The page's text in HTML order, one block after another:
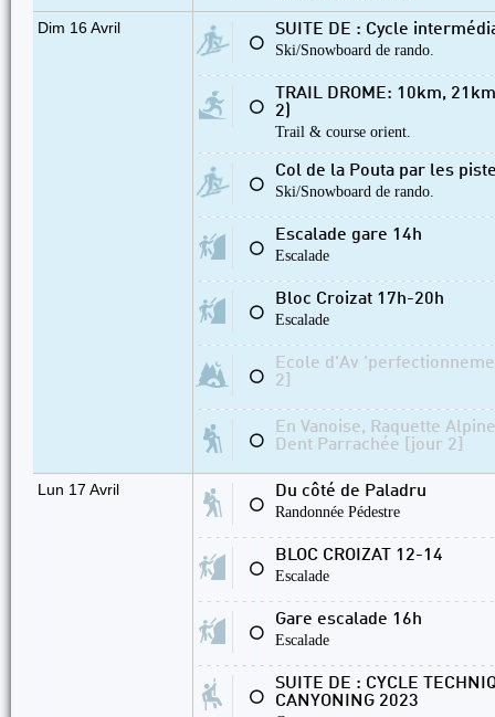
Dim 16 Avril
⚪
SUITE DE : Cycle
Ski/Snowboard de rando.
⚪
TRAIL DROME: 10km,
2)
Trail & course orient.
⚪
Col de la Pouta par les
Ski/Snowboard de rando.
⚪
Escalade gare 14h
Escalade
⚪
Bloc Croizat 17h-20h
Escalade
⚪
Ecole d'Av
2]
⚪
En Vanoise, Raquette
Dent Parrachée [jour 2]
Lun 17 Avril
⚪
Du côté de Paladru
Randonnée Pédestre
⚪
BLOC CROIZAT 12-14
Escalade
⚪
Gare escalade 16h
Escalade
⚪
SUITE DE : CYCLE
CANYONING 2023